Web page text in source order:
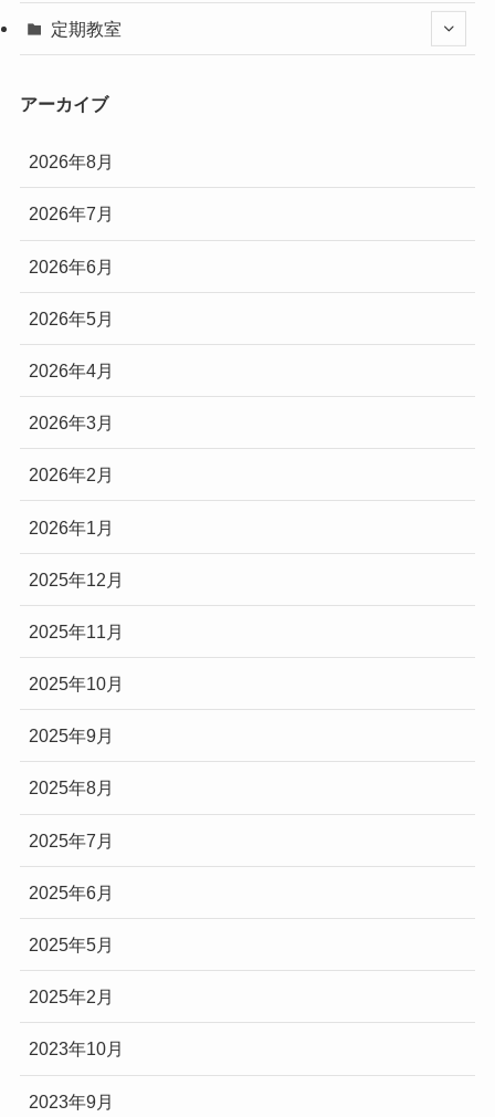
定期教室
アーカイブ
2026年8月
2026年7月
2026年6月
2026年5月
2026年4月
2026年3月
2026年2月
2026年1月
2025年12月
2025年11月
2025年10月
2025年9月
2025年8月
2025年7月
2025年6月
2025年5月
2025年2月
2023年10月
2023年9月